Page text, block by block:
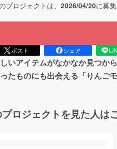
プロジェクトは、 2026/04/20に募
ポスト シェア
いアイテムがなかなか見つか
たものにも出会える「りんご
プロジェクトを見た人は